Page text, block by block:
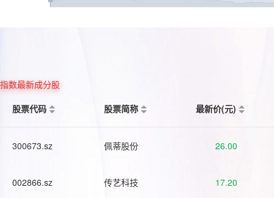
指数最新成分股
股票代码
股票简称 最新价(元)
300673.sz 佩蒂股份 26.00
002866.sz 传艺科技 17.20